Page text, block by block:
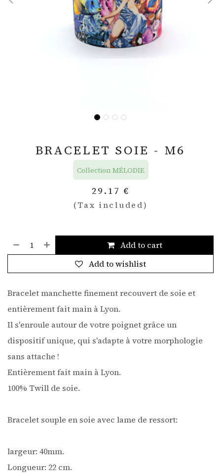
BRACELET SOIE - M6
Collection MÉLODIE
29.17 €
(Tax included)
Add to cart
Add to wishlist
Bracelet manchette finement recouvert de soie et
entièrement fait main à Lyon.
Il s'enroule autour de votre poignet grâce un
dispositif unique, qui s'adapte à votre morphologie
sans attache !
Entièrement fait main à Lyon.
100% Twill de soie.
Bracelet souple en soie avec lame de ressort:
largeur: 40mm.
Longueur: 22 cm.